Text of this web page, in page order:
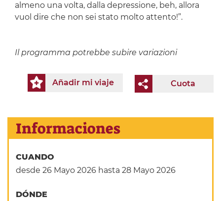
almeno una volta, dalla depressione, beh, allora
vuol dire che non sei stato molto attento!”.
Il programma potrebbe subire variazioni
Cuota
Añadir mi viaje
Informaciones
CUANDO
desde 26 Mayo 2026 hasta 28 Mayo 2026
DÓNDE